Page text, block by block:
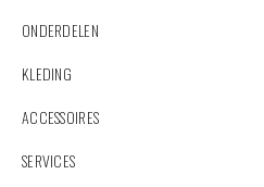
ONDERDELEN
KLEDING
ACCESSOIRES
SERVICES